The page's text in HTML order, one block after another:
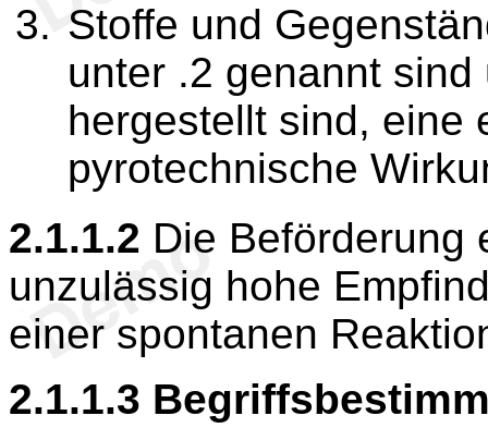
Stoffe und
unter .2 genannt
hergestellt sind, eine
pyrotechnische
2.1.1.2 Die Beförderung
unzulässig hohe
einer spontanen
2.1.1.3